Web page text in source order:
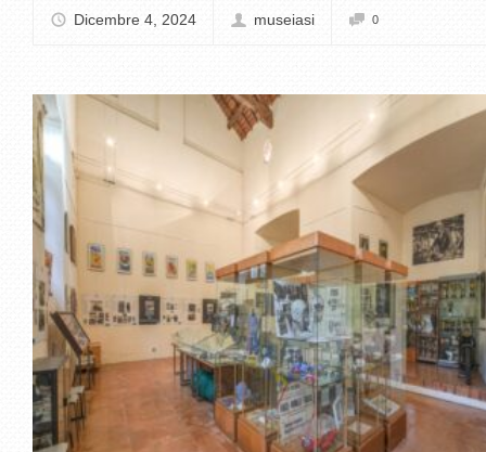
Dicembre 4, 2024 museiasi 0